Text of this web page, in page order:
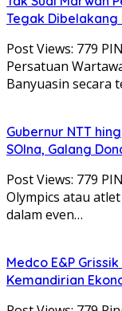
Tegak Dibelakang
Post Views: 779
Persatuan
Banyuasin secara
Gubernur NTT
SOIna, Galang
Post Views: 779
Olympics atau
dalam even…
Medco E&P
Kemandirian